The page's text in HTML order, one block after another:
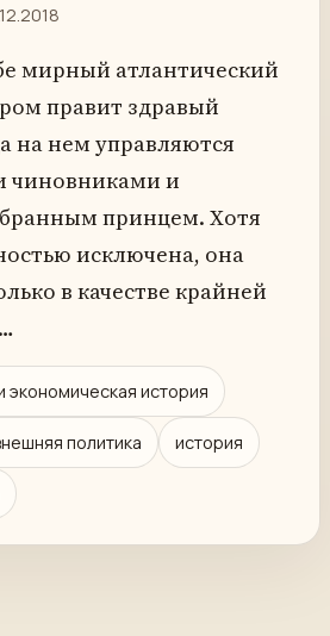
мирный атлантический
правит здравый
на нем управляются
чиновниками и
принцем. Хотя
исключена, она
в качестве крайней
экономическая история
политика история